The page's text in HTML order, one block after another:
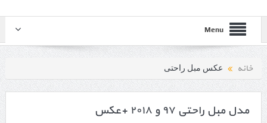
Menu
خانه عکس مبل راحتی
مدل مبل راحتی ۹۷ و ۲۰۱۸ +عکس